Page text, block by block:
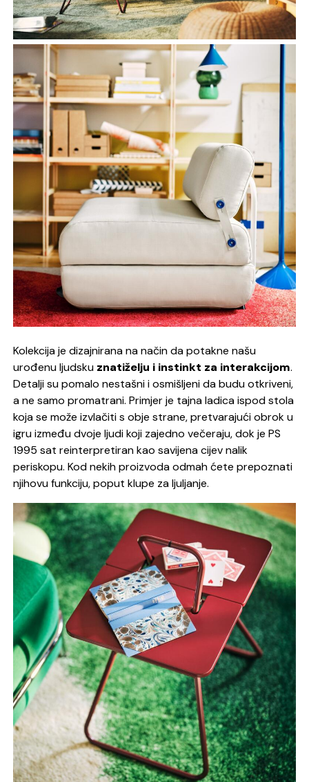
Kolekcija je dizajnirana na način da potakne našu
urođenu ljudsku znatiželju i instinkt za interakcijom.
Detalji su pomalo nestašni i osmišljeni da budu otkriveni,
a ne samo promatrani. Primjer je tajna ladica ispod stola
koja se može izvlačiti s obje strane, pretvarajući obrok u
igru između dvoje ljudi koji zajedno večeraju, dok je PS
1995 sat reinterpretiran kao savijena cijev nalik
periskopu. Kod nekih proizvoda odmah ćete prepoznati
njihovu funkciju, poput klupe za ljuljanje.